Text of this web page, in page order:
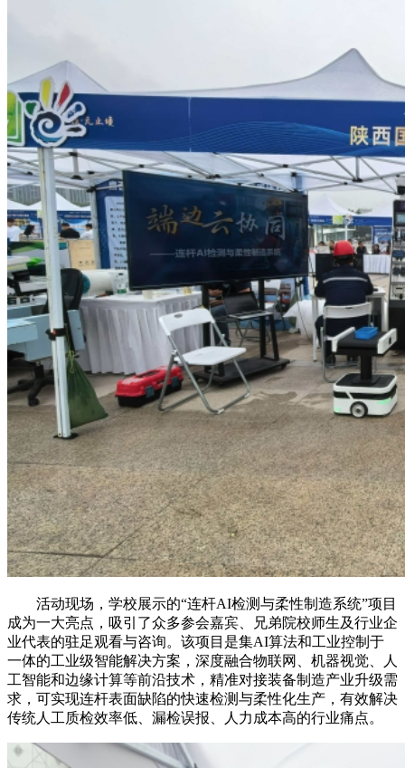
活动现场，学校展示的“连杆AI检测与柔性制造系统”项目
成为一大亮点，吸引了众多参会嘉宾、兄弟院校师生及行业企
业代表的驻足观看与咨询。该项目是集AI算法和工业控制于
一体的工业级智能解决方案，深度融合物联网、机器视觉、人
工智能和边缘计算等前沿技术，精准对接装备制造产业升级需
求，可实现连杆表面缺陷的快速检测与柔性化生产，有效解决
传统人工质检效率低、漏检误报、人力成本高的行业痛点。